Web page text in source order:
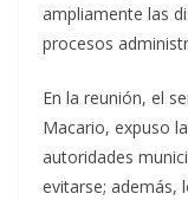
ampliamente las
procesos
En la reunión, el
Macario, expuso
autoridades
evitarse; además,